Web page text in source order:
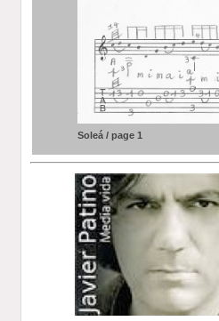
Soleá / page 1